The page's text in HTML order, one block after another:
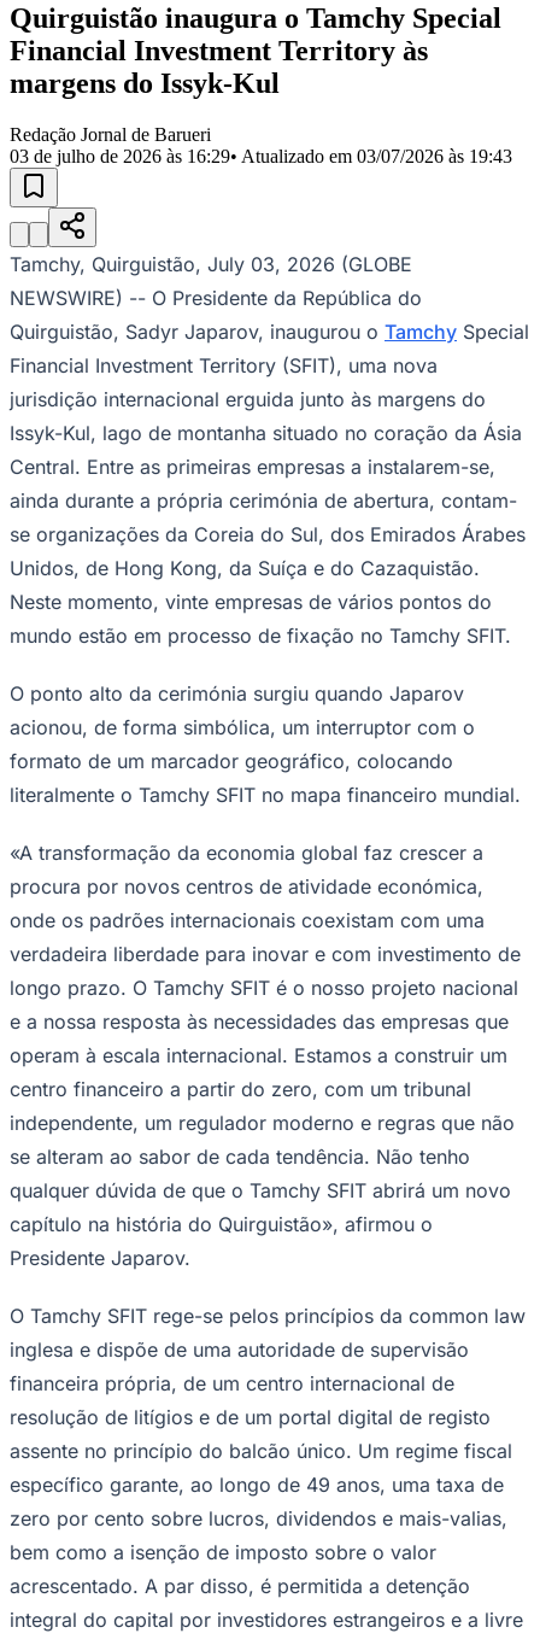
Selecione sua regiãoPara notícias da sua região
Aldeia da Serra Aldeia de Barueri
JubranBelvalBethavilleBoa
VistaCalifórnia CarapicuíbaCentroChácaras MarcoCidades da
Região
Militar
CalifórniaJardim dos Altos
Esperança
JulioJardim LíbanoJardim Maria CristinaJardim Maria Helena
MutingaJardim Paraíso Jardim Paulista Jardim Reginalice
LuísJardim São PedroJardim São SilvestreJardim Silveira
Tupã
Jardim Tupanci Mutinga Nova Aldeinha Osasco
Parque dos
CamargosParque ImperialParque Santa LuziaParque Viana Pirapora
do Bom JesusRecanto PhrynéaSantana de
Parnaíba Silveira Tamboré Vale do Sol Vila Barros Vila Boa Vista
do CondeVila Engenho NovoVila MárciaVila Nossa Sra. da
EscadaVila Porto Votupoca
Anuncie no Portal
Guia de Empresas
Divulgar VagasNovo
Publicidade Legal
Negócios Regionais
Segurança Regional
Parques & Represas
Cidades da Região
Santana de Parnaíba
Osasco Carapicuíba Jandira Itapevi Cotia
do Bom Jesus AraçariguamaCajamarCaieirasFranco da
RochaFrancisco MoratoTaboão da SerraEmbu das Artes São Roque
Anuncie Regional
Vagas na Região Novo
Guia Comercial
Selo Verificado
Portal Educacional
Agenda de Vestibulares
Vagas de Emprego
Concursos
Panorama Econômico
Panorama Econômico
Para Sua Empresa
Anuncie no Portal
Verificar Empresa
NFL
Fórmula 1
UFC
Tênis (ATP)
MLB
Atletismo
Vôlei
NBB
Competições de Futebol
Brasileirão Série A
Quirguistão inaugura o Tamchy Special
Financial Investment Territory às
margens do Issyk-Kul
Redação Jornal de Barueri
03 de julho de 2026 às 16:29• Atualizado em 03/07/2026 às 19:43
Tamchy, Quirguistão, July 03, 2026 (GLOBE
NEWSWIRE) -- O Presidente da República do
Quirguistão, Sadyr Japarov, inaugurou o Tamchy Special
Financial Investment Territory (SFIT), uma nova
jurisdição internacional erguida junto às margens do
Issyk-Kul, lago de montanha situado no coração da Ásia
Central. Entre as primeiras empresas a instalarem-se,
ainda durante a própria cerimónia de abertura, contam-
se organizações da Coreia do Sul, dos Emirados Árabes
Unidos, de Hong Kong, da Suíça e do Cazaquistão.
Neste momento, vinte empresas de vários pontos do
mundo estão em processo de fixação no Tamchy SFIT.
O ponto alto da cerimónia surgiu quando Japarov
acionou, de forma simbólica, um interruptor com o
formato de um marcador geográfico, colocando
literalmente o Tamchy SFIT no mapa financeiro mundial.
«A transformação da economia global faz crescer a
procura por novos centros de atividade económica,
onde os padrões internacionais coexistam com uma
verdadeira liberdade para inovar e com investimento de
longo prazo. O Tamchy SFIT é o nosso projeto nacional
e a nossa resposta às necessidades das empresas que
operam à escala internacional. Estamos a construir um
centro financeiro a partir do zero, com um tribunal
independente, um regulador moderno e regras que não
se alteram ao sabor de cada tendência. Não tenho
qualquer dúvida de que o Tamchy SFIT abrirá um novo
capítulo na história do Quirguistão», afirmou o
Presidente Japarov.
O Tamchy SFIT rege-se pelos princípios da common law
inglesa e dispõe de uma autoridade de supervisão
financeira própria, de um centro internacional de
resolução de litígios e de um portal digital de registo
assente no princípio do balcão único. Um regime fiscal
específico garante, ao longo de 49 anos, uma taxa de
zero por cento sobre lucros, dividendos e mais-valias,
bem como a isenção de imposto sobre o valor
acrescentado. A par disso, é permitida a detenção
integral do capital por investidores estrangeiros e a livre